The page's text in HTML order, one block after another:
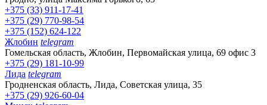
+375 (33) 911-17-41
+375 (29) 770-98-54
+375 (152) 624-122
Жлобин telegram
Гомельская область, Жлобин, Первомайская улица, 69 офис 3
+375 (29) 181-10-99
Лида telegram
Гродненская область, Лида, Советская улица, 35
+375 (29) 926-60-04